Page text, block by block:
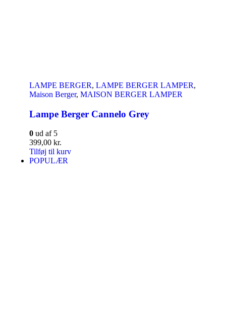
LAMPE BERGER, LAMPE BERGER LAMPER,
Maison Berger, MAISON BERGER LAMPER
Lampe Berger Cannelo Grey
0 ud af 5
399,00 kr.
Tilføj til kurv
POPULÆR